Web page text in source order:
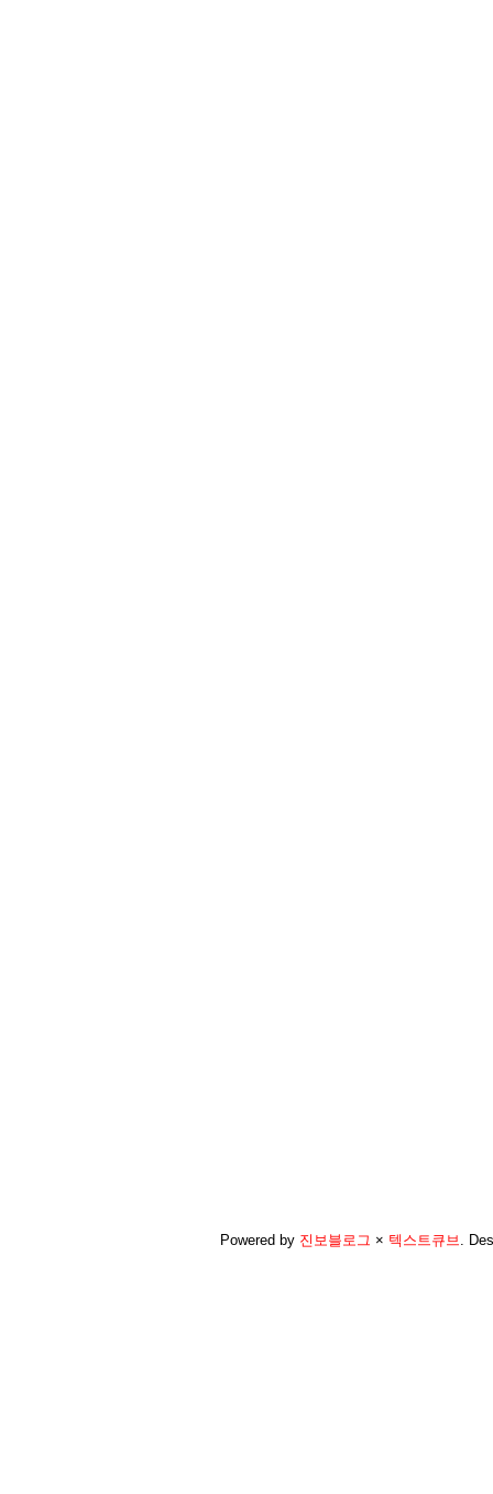
Powered by 진보블로그 × 텍스트큐브